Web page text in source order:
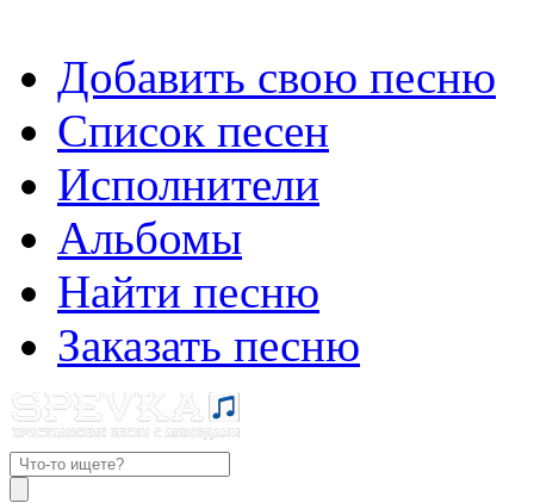
Добавить свою песню
Список песен
Исполнители
Альбомы
Найти песню
Заказать песню